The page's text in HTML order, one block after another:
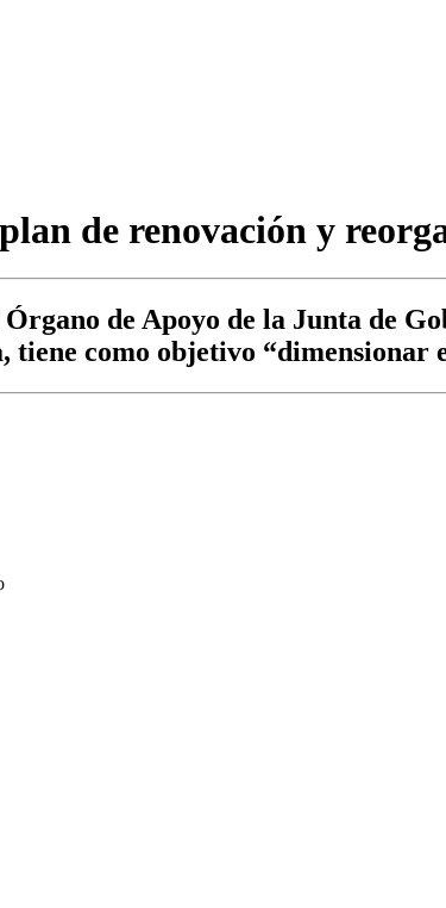
de renovación y
de Apoyo de la Junta de
como objetivo “dimensionar